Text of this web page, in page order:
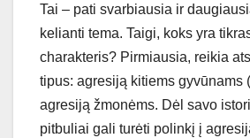
Tai – pati svarbiausia ir
kelianti tema. Taigi, koks yra
charakteris? Pirmiausia, reikia
tipus: agresiją kitiems gyvūnams
agresiją žmonėms. Dėl savo
pitbuliai gali turėti polinkį į